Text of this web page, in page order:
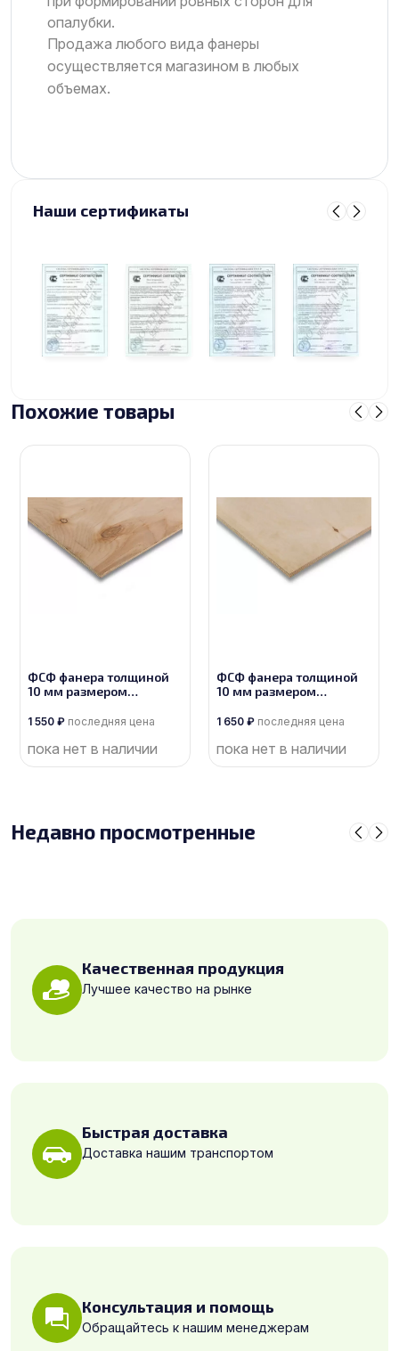
опалубки.
Продажа любого вида фанеры
осуществляется магазином в любых
объемах.
Наши сертификаты
Похожие товары
ФСФ фанера толщиной
10 мм размером
1 550 ₽ последняя цена
пока нет в наличии
ФСФ фанера толщиной
10 мм размером
1 650 ₽ последняя цена
пока нет в наличии
Недавно просмотренные
Качественная продукция
Лучшее качество на рынке
Быстрая доставка
Доставка нашим транспортом
Консультация и помощь
Обращайтесь к нашим менеджерам